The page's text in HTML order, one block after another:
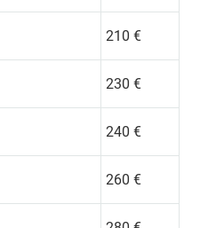
210 €
230 €
240 €
260 €